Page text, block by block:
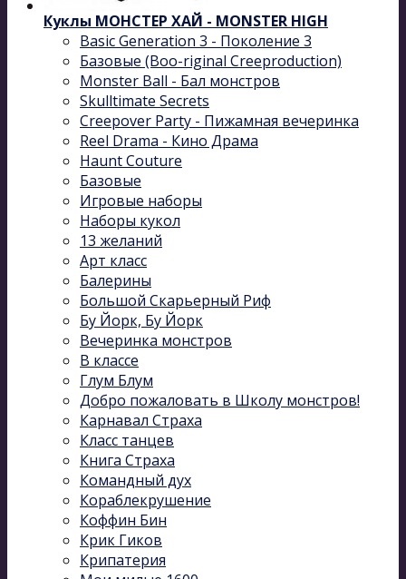
Куклы МОНСТЕР ХАЙ - MONSTER HIGH
Basic Generation 3 - Поколение 3
Базовые (Boo-riginal Creeproduction)
Monster Ball - Бал монстров
Skulltimate Secrets
Creepover Party - Пижамная вечеринка
Reel Drama - Кино Драма
Haunt Couture
Базовые
Игровые наборы
Наборы кукол
13 желаний
Арт класс
Балерины
Большой Скарьерный Риф
Бу Йорк, Бу Йорк
Вечеринка монстров
В классе
Глум Блум
Добро пожаловать в Школу монстров!
Карнавал Cтраха
Класс танцев
Книга Страха
Командный дух
Кораблекрушение
Коффин Бин
Крик Гиков
Крипатерия